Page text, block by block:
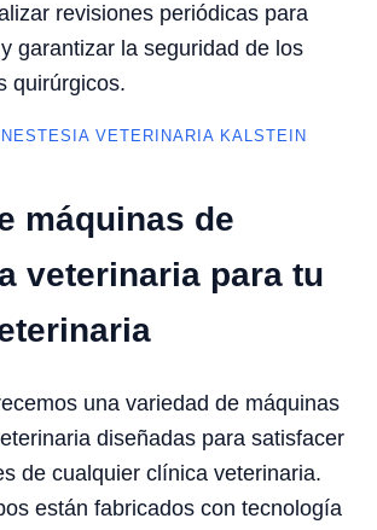
revisiones periódicas para
garantizar la seguridad de los
quirúrgicos.
VETERINARIA KALSTEIN
máquinas de
veterinaria para tu
una variedad de máquinas
diseñadas para satisfacer
de cualquier clínica veterinaria.
están fabricados con tecnología